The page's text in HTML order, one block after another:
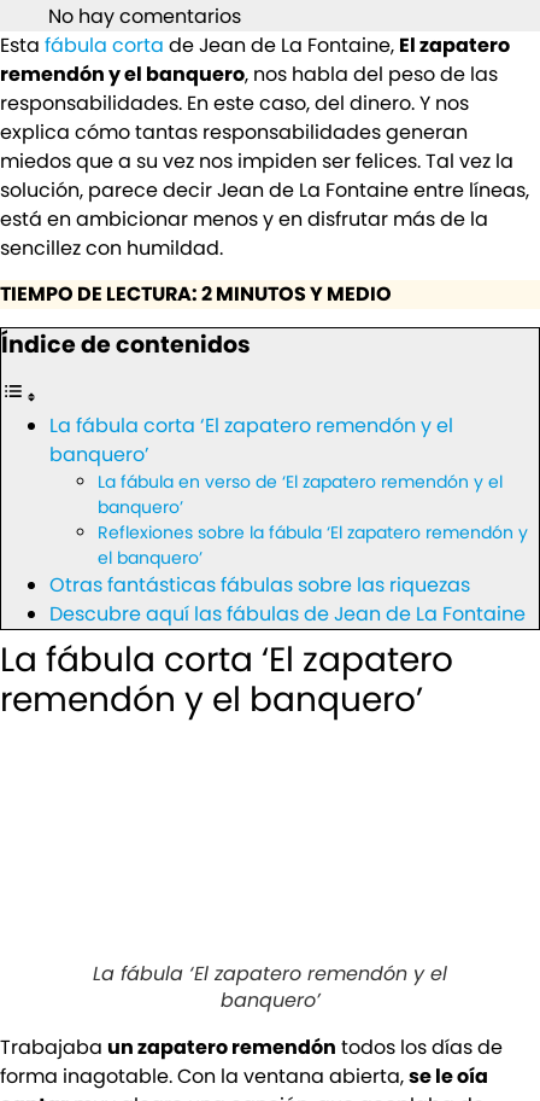
No hay comentarios
Esta fábula corta de Jean de La Fontaine, El zapatero
remendón y el banquero, nos habla del peso de las
responsabilidades. En este caso, del dinero. Y nos
explica cómo tantas responsabilidades generan
miedos que a su vez nos impiden ser felices. Tal vez la
solución, parece decir Jean de La Fontaine entre líneas,
está en ambicionar menos y en disfrutar más de la
sencillez con humildad.
TIEMPO DE LECTURA: 2 MINUTOS Y MEDIO
Índice de contenidos
La fábula corta ‘El zapatero remendón y el
banquero’
La fábula en verso de ‘El zapatero remendón y el
banquero’
Reflexiones sobre la fábula ‘El zapatero remendón y
el banquero’
Otras fantásticas fábulas sobre las riquezas
Descubre aquí las fábulas de Jean de La Fontaine
La fábula corta ‘El zapatero
remendón y el banquero’
La fábula ‘El zapatero remendón y el
banquero’
Trabajaba un zapatero remendón todos los días de
forma inagotable. Con la ventana abierta,se le oía